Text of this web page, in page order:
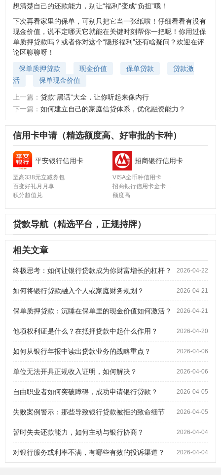
想清楚自己的还款能力，别让“福利”变成“负担”哦！
下次再看家里的保单，可别只把它当一张纸啦！仔细看看有没有
现金价值，说不定哪天它就能在关键时刻帮你一把呢！你用过保
单质押贷款吗？或者你对这个“隐形福利”还有啥疑问？欢迎在评
论区聊聊呀！
保单质押贷款 现金价值 保单贷款
贷款激
活
保单现金价值
上一篇： 贷款“黑话”大全，让你听起来像内行
下一篇： 如何建立自己的家庭信贷体系，优化融资能力？
信用卡申请（精选额度高、好审批的卡种）
平安银行信用卡
至高338元立减券包
百变好礼月月享
积分超值兑
招商银行信用卡
VISA全币种信用卡
招商银行信用卡金卡
额度高
贷款导航（精选平台，正规持牌）
相关文章
2026-04-22
终极思考：如何让银行贷款成为你财富增长的杠杆？
2026-04-21
如何将银行贷款融入个人或家庭财务规划？
2026-04-21
保单质押贷款：沉睡在保单里的现金价值如何激活？
2026-04-20
他项权利证是什么？在抵押贷款中起什么作用？
2026-04-06
如何从银行年报中读出贷款业务的战略重点？
2026-04-06
单位无法开具正规收入证明，如何解决？
2026-04-05
自由职业者如何突破障碍，成功申请银行贷款？
2026-04-05
失败案例警示：那些导致银行贷款被拒的致命细节
2026-04-04
暂时失去还款能力，如何主动与银行协商？
2026-04-04
对银行服务或利率不满，有哪些有效的投诉渠道？